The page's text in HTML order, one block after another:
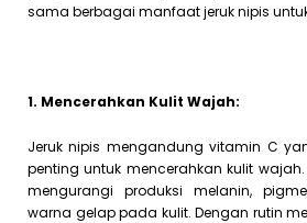
sama berbagai manfaat jeruk nipis
1. Mencerahkan Kulit Wajah:
Jeruk nipis mengandung vitamin C
penting untuk mencerahkan kulit
mengurangi produksi melanin,
warna gelap pada kulit. Dengan rutin